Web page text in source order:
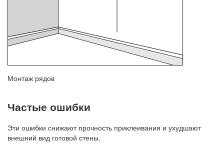
Монтаж рядов
Частые ошибки
Эти ошибки снижают прочность приклеивания и ухудшают
внешний вид готовой стены.